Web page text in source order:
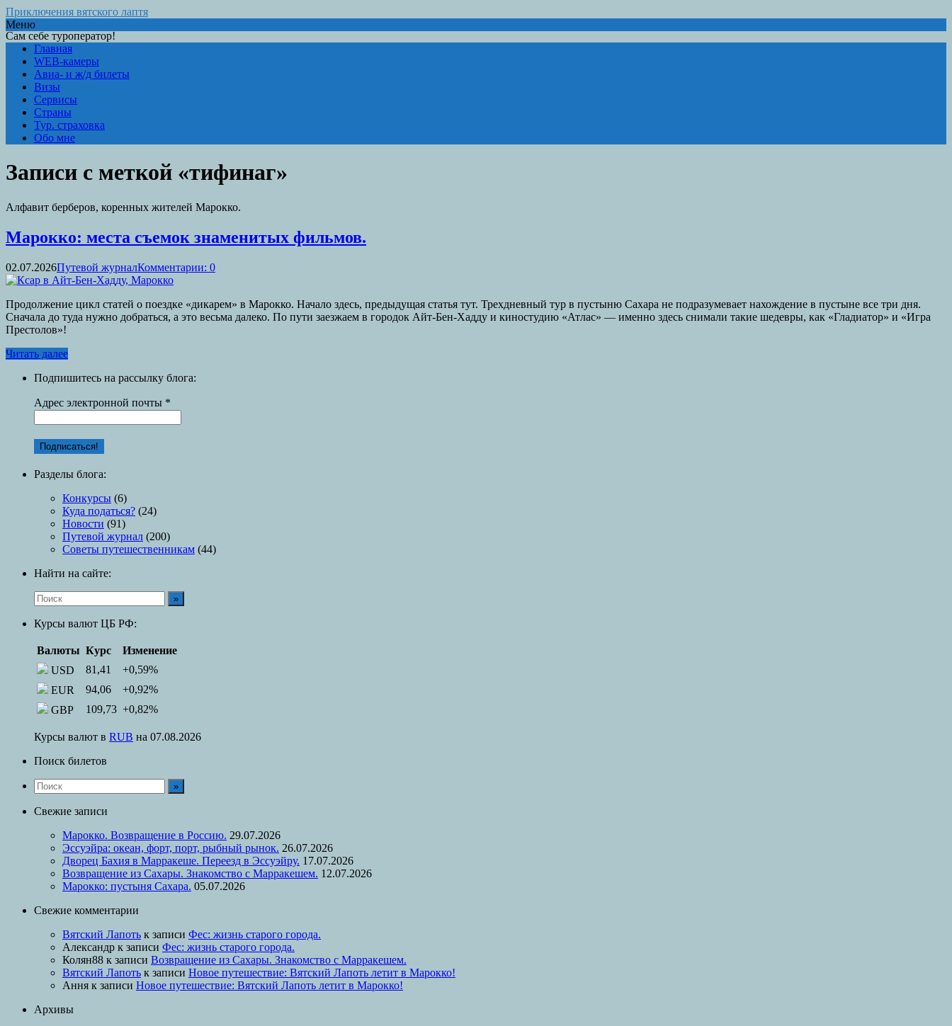
Приключения вятского лаптя
Сам себе туроператор!
Меню
Главная
WEB-камеры
Авиа- и ж/д билеты
Визы
Сервисы
Страны
Тур. страховка
Обо мне
Записи с меткой «тифинаг»
Алфавит берберов, коренных жителей Марокко.
Марокко: места съемок знаменитых фильмов.
02.07.2026Путевой журналКомментарии: 0
Продолжение цикл статей о поездке «дикарем» в Марокко. Начало здесь, предыдущая статья тут. Трехдневный тур в пустыню Сахара не подразумевает нахождение в пустыне все три дня.
Сначала до туда нужно добраться, а это весьма далеко. По пути заезжаем в городок Айт-Бен-Хадду и киностудию «Атлас» — именно здесь снимали такие шедевры, как «Гладиатор» и «Игра
Престолов»!
Читать далее
Подпишитесь на рассылку блога:
Адрес электронной почты *
Разделы блога:
Конкурсы (6)
Куда податься? (24)
Новости (91)
Путевой журнал (200)
Советы путешественникам (44)
Найти на сайте:
Курсы валют ЦБ РФ:
Валюты Курс
Изменение
USD
81,41 +0,59%
EUR
94,06 +0,92%
GBP
109,73 +0,82%
Курсы валют в RUB на 07.08.2026
Поиск билетов
Свежие записи
Марокко. Возвращение в Россию. 29.07.2026
Эссуэйра: океан, форт, порт, рыбный рынок. 26.07.2026
Дворец Бахия в Марракеше. Переезд в Эссуэйру. 17.07.2026
Возвращение из Сахары. Знакомство с Марракешем. 12.07.2026
Марокко: пустыня Сахара. 05.07.2026
Свежие комментарии
Вятский Лапоть к записи Фес: жизнь старого города.
Александр к записи Фес: жизнь старого города.
Колян88 к записи Возвращение из Сахары. Знакомство с Марракешем.
Вятский Лапоть к записи Новое путешествие: Вятский Лапоть летит в Марокко!
Ання к записи Новое путешествие: Вятский Лапоть летит в Марокко!
Архивы